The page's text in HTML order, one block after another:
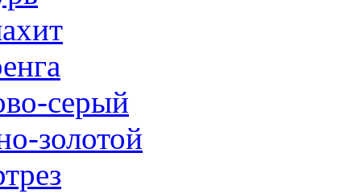
серый
золотой